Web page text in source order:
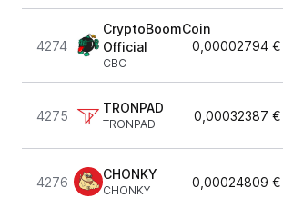
4274
CryptoBoomCoin
Official
CBC
0,00002794 €
4275
TRONPAD
TRONPAD
0,00032387 €
4276
CHONKY
CHONKY
0,00024809 €